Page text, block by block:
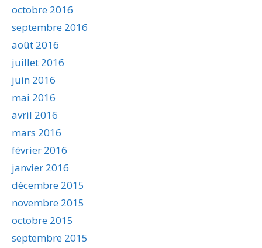
octobre 2016
septembre 2016
août 2016
juillet 2016
juin 2016
mai 2016
avril 2016
mars 2016
février 2016
janvier 2016
décembre 2015
novembre 2015
octobre 2015
septembre 2015